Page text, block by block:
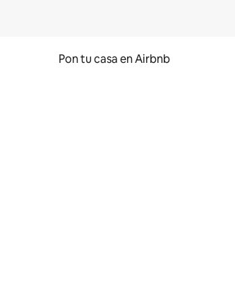
Pon tu casa en Airbnb